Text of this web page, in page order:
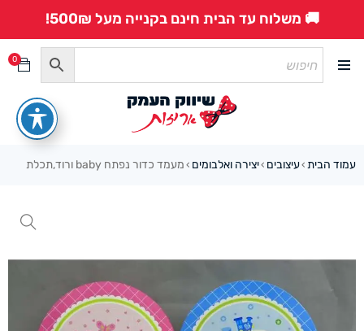
🚚 משלוח עד הבית חינם בקנייה מעל 500₪!
0
עמוד הבית ›עיצובים ›יצירה ואלבומים › מעמד כדור נפתח baby ורוד,תכלת